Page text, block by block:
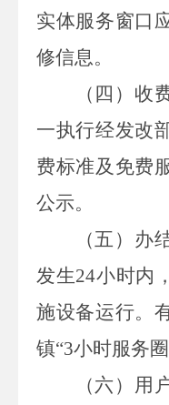
实体服务窗口
修信息。
（四）收
一执行经发改
费标准及免费
公示。
（五）办
发生24小时内
施设备运行。
镇“3小时服务
（六）用